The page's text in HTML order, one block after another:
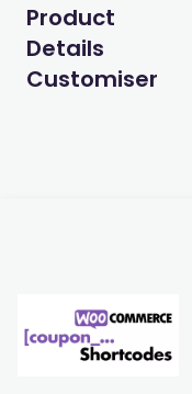
Product
Details
Customiser